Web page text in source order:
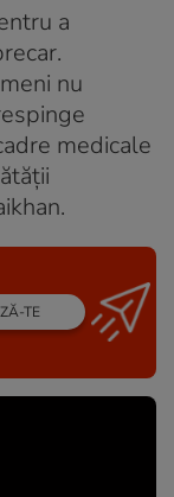
a
nu
medicale
TE